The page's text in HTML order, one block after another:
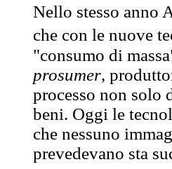
Nello stesso anno
che con le nuove
"consumo di
prosumer,
processo non solo
beni. Oggi le
che nessuno
prevedevano sta